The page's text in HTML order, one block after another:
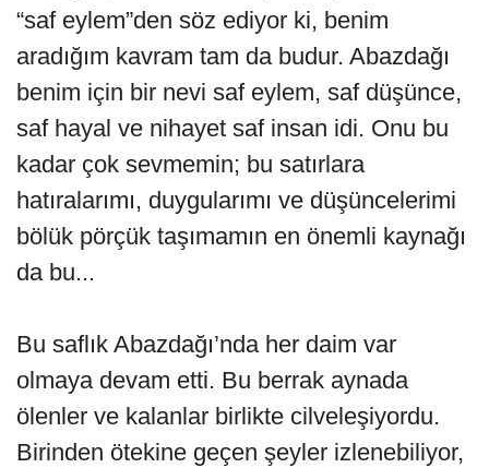
“saf eylem”den söz ediyor ki, benim
aradığım kavram tam da budur. Abazdağı
benim için bir nevi saf eylem, saf düşünce,
saf hayal ve nihayet saf insan idi. Onu bu
kadar çok sevmemin; bu satırlara
hatıralarımı, duygularımı ve düşüncelerimi
bölük pörçük taşımamın en önemli kaynağı
da bu...
Bu saflık Abazdağı’nda her daim var
olmaya devam etti. Bu berrak aynada
ölenler ve kalanlar birlikte cilveleşiyordu.
Birinden ötekine geçen şeyler izlenebiliyor,